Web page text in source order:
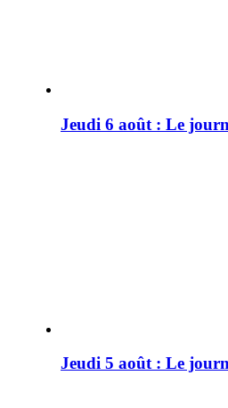
Jeudi 6 août : Le
Jeudi 5 août : Le